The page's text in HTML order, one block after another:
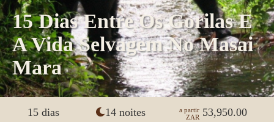
15 Dias Entre Os Gorilas E
A Vida Selvagem No Masai
Mara
15 dias 14 noites
a partir
ZAR 53,950.00